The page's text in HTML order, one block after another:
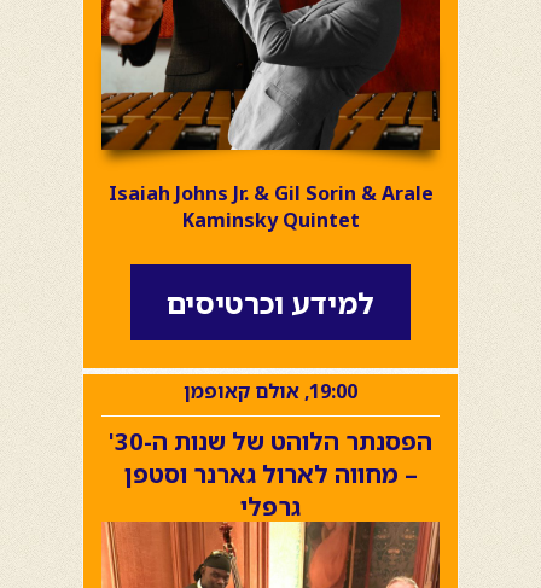
Isaiah Johns Jr. & Gil Sorin & Arale
Kaminsky Quintet
למידע וכרטיסים
19:00, אולם קאופמן
הפסנתר הלוהט של שנות ה-30'
– מחווה לארול גארנר וסטפן
גרפלי